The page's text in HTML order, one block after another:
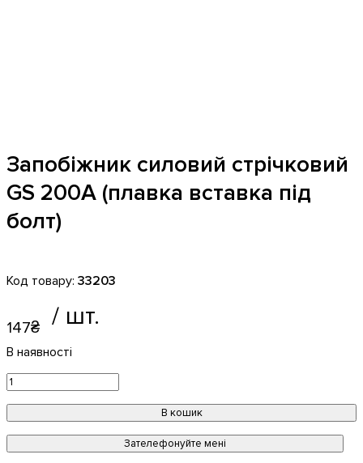
Запобіжник силовий стрічковий
GS 200А (плавка вставка під
болт)
33203
147₴
В кошик
Зателефонуйте мені